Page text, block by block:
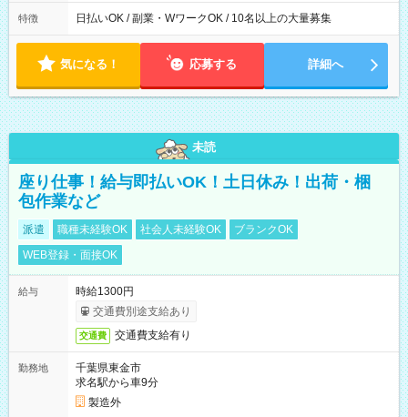
特徴 日払いOK / 副業・WワークOK / 10名以上の大量募集
気になる！ 応募する 詳細へ
未読
座り仕事！給与即払いOK！土日休み！出荷・梱
包作業など
派遣 職種未経験OK 社会人未経験OK
ブランクOK
WEB登録・面接OK
給与
時給1300円
交通費別途支給あり
交通費 交通費支給有り
勤務地
千葉県東金市
求名駅から車9分
製造外